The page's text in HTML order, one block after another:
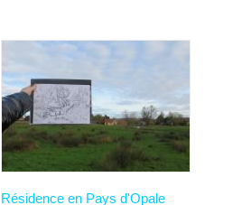
Résidence en Pays d'Opale